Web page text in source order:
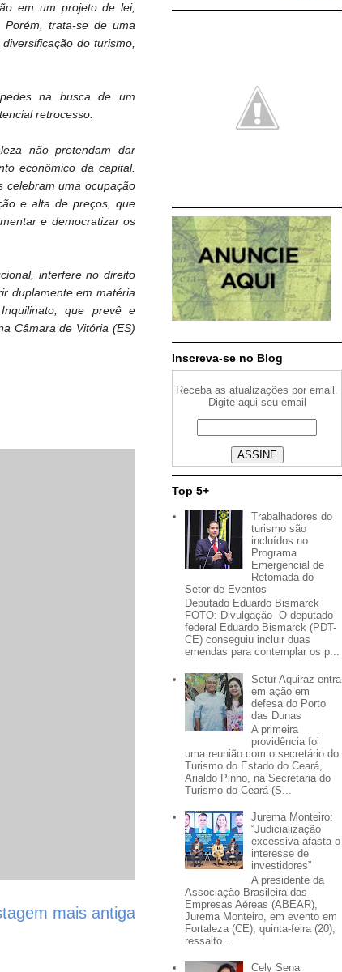
em um projeto de lei,
Porém, trata-se de uma
do turismo,
na busca de um
retrocesso.
não pretendam dar
econômico da capital.
celebram uma ocupação
e alta de preços, que
e democratizar os
interfere no direito
duplamente em matéria
que prevê e
Câmara de Vitória (ES)
mais antiga
Inscreva-se no Blog
Receba as atualizações por email.
Digite aqui seu email
Top 5+
Trabalhadores do
turismo são
incluídos no
Programa
Emergencial de
Retomada do
Setor de Eventos
Deputado Eduardo Bismarck
FOTO: Divulgação O deputado
federal Eduardo Bismarck (PDT-
CE) conseguiu incluir duas
emendas para contemplar os p...
Setur Aquiraz entra
em ação em
defesa do Porto
das Dunas
A primeira
providência foi
uma reunião com o secretário do
Turismo do Estado do Ceará,
Arialdo Pinho, na Secretaria do
Turismo do Ceará (S...
Jurema Monteiro:
“Judicialização
excessiva afasta o
interesse de
investidores”
A presidente da
Associação Brasileira das
Empresas Aéreas (ABEAR),
Jurema Monteiro, em evento em
Fortaleza (CE), quinta-feira (20),
ressalto...
Cely Sena